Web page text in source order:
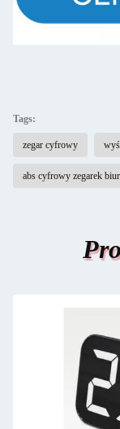
Tags:
zegar cyfrowy
abs cyfrowy zegarek